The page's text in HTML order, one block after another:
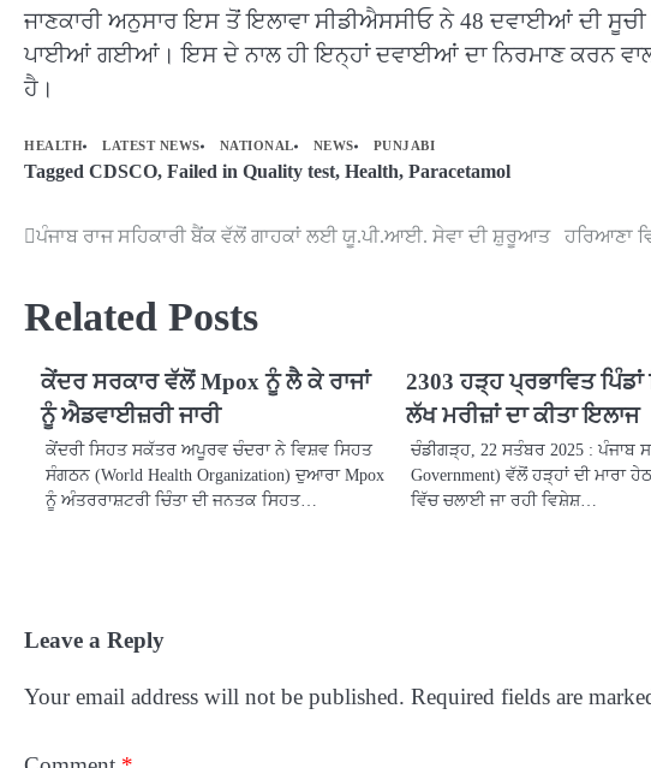
ਜਾਣਕਾਰੀ ਅਨੁਸਾਰ ਇਸ ਤੋਂ ਇਲਾਵਾ ਸੀਡੀਐਸਸੀਓ ਨੇ 48 ਦਵਾਈਆਂ ਦੀ ਸੂਚੀ
ਪਾਈਆਂ ਗਈਆਂ। ਇਸ ਦੇ ਨਾਲ ਹੀ ਇਨ੍ਹਾਂ ਦਵਾਈਆਂ ਦਾ ਨਿਰਮਾਣ ਕਰਨ
ਹੈ।
HEALTH LATEST NEWS NATIONAL NEWS PUNJABI
Tagged CDSCO, Failed in Quality test, Health, Paracetamol
Post
ਪੰਜਾਬ ਰਾਜ ਸਹਿਕਾਰੀ ਬੈਂਕ ਵੱਲੋਂ ਗਾਹਕਾਂ ਲਈ ਯੂ.ਪੀ.ਆਈ. ਸੇਵਾ ਦੀ ਸ਼ੁਰੂਆਤ ਹਰਿਆਣਾ
Related Posts
ਕੇਂਦਰ ਸਰਕਾਰ ਵੱਲੋਂ Mpox ਨੂੰ ਲੈ ਕੇ ਰਾਜਾਂ
ਨੂੰ ਐਡਵਾਈਜ਼ਰੀ ਜਾਰੀ
ਕੇਂਦਰੀ ਸਿਹਤ ਸਕੱਤਰ ਅਪੂਰਵ ਚੰਦਰਾ ਨੇ ਵਿਸ਼ਵ ਸਿਹਤ
ਸੰਗਠਨ (World Health Organization) ਦੁਆਰਾ Mpox
ਨੂੰ ਅੰਤਰਰਾਸ਼ਟਰੀ ਚਿੰਤਾ ਦੀ ਜਨਤਕ ਸਿਹਤ…
2303 ਹੜ੍ਹ ਪ੍ਰਭਾਵਿਤ ਪਿੰਡਾਂ
ਲੱਖ ਮਰੀਜ਼ਾਂ ਦਾ ਕੀਤਾ ਇਲਾਜ
ਚੰਡੀਗੜ੍ਹ, 22 ਸਤੰਬਰ 2025 : ਪੰਜਾਬ
Government) ਵੱਲੋਂ ਹੜ੍ਹਾਂ ਦੀ ਮਾਰਾ
ਵਿੱਚ ਚਲਾਈ ਜਾ ਰਹੀ ਵਿਸ਼ੇਸ਼…
Leave a Reply
Your email address will not be published. Required fields are